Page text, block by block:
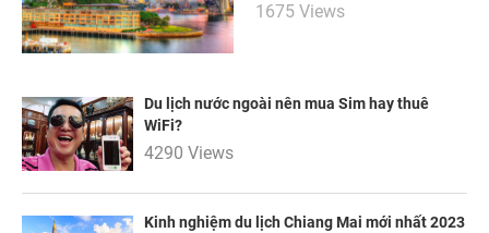
1675 Views
Du lịch nước ngoài nên mua Sim hay thuê
WiFi?
4290 Views
Kinh nghiệm du lịch Chiang Mai mới nhất 2023